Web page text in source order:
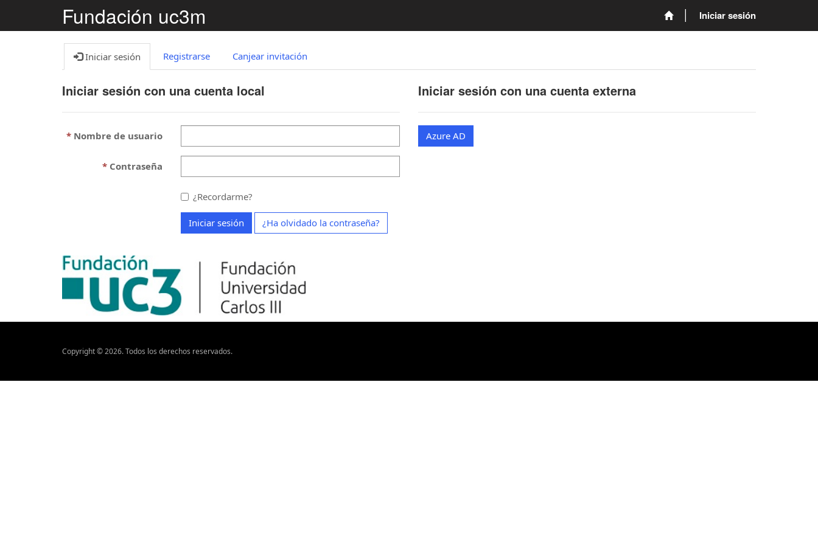
Fundación uc3m Iniciar sesión
Iniciar sesión Registrarse Canjear invitación
Iniciar sesión con una cuenta local
Nombre de usuario
Contraseña
¿Recordarme?
Iniciar sesión ¿Ha olvidado la contraseña?
Iniciar sesión con una cuenta externa
Azure AD
Copyright ©2026. Todos los derechos reservados.